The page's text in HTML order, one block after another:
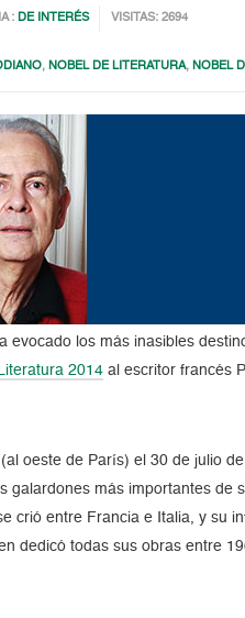
: DE INTERÉS VISITAS: 2694
, NOBEL DE LITERATURA, NOBEL
evocado los más inasibles
2014 al escritor francés
oeste de París) el 30 de julio
galardones más importantes
crió entre Francia e Italia, y su
dedicó todas sus obras entre